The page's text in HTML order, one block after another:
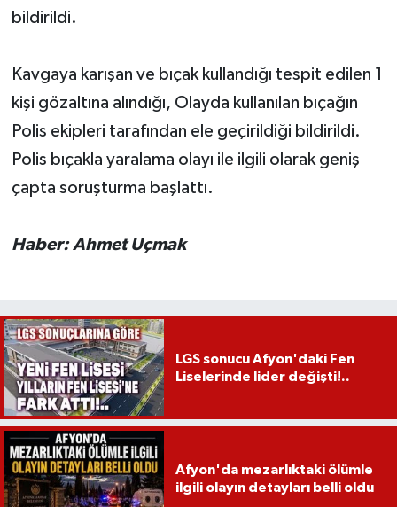
bildirildi.
Kavgaya karışan ve bıçak kullandığı tespit edilen 1
kişi gözaltına alındığı, Olayda kullanılan bıçağın
Polis ekipleri tarafından ele geçirildiği bildirildi.
Polis bıçakla yaralama olayı ile ilgili olarak geniş
çapta soruşturma başlattı.
Haber: Ahmet Uçmak
LGS sonucu Afyon'daki Fen
Liselerinde lider değişti!..
Afyon'da mezarlıktaki ölümle
ilgili olayın detayları belli oldu